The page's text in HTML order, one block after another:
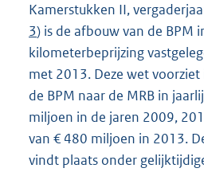
Kamerstukken II,
3) is de afbouw van de BPM
kilometerbeprijzing
met 2013. Deze wet voorziet
de BPM naar de MRB in
miljoen in de jaren 2009,
van € 480 miljoen in 2013.
vindt plaats onder